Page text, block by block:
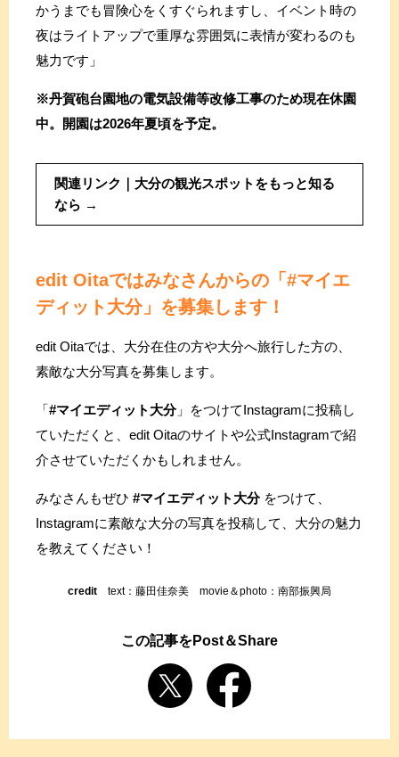
かうまでも冒険心をくすぐられますし、イベント時の
夜はライトアップで重厚な雰囲気に表情が変わるのも
魅力です」
※丹賀砲台園地の電気設備等改修工事のため現在休園
中。開園は2026年夏頃を予定。
関連リンク｜大分の観光スポットをもっと知る
なら
edit Oitaではみなさんからの 「#マイエ
ディット大分」を募集します！
edit Oitaでは、大分在住の方や大分へ旅行した方の、
素敵な大分写真を募集します。
「#マイエディット大分」をつけてInstagramに投稿し
ていただくと、edit Oitaのサイトや公式Instagramで紹
介させていただくかもしれません。
みなさんもぜひ #マイエディット大分をつけて、
Instagramに素敵な大分の写真を投稿して、大分の魅力
を教えてください！
credit text：藤田佳奈美 movie＆photo：南部振興局
この記事をPost＆Share